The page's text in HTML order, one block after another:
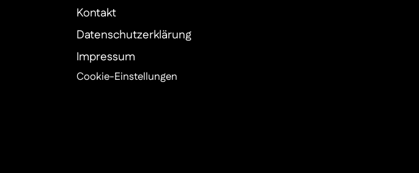
Kontakt
Datenschutzerklärung
Impressum
Cookie-Einstellungen